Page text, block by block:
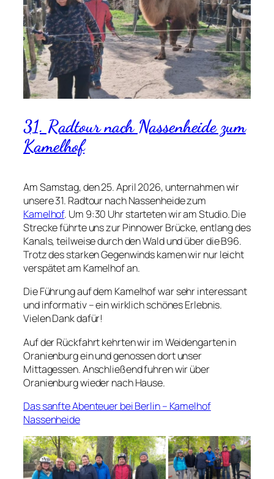
31. Radtour nach Nassenheide zum
Kamelhof
Am Samstag, den 25. April 2026, unternahmen wir
unsere 31. Radtour nach Nassenheide zum
Kamelhof. Um 9:30 Uhr starteten wir am Studio. Die
Strecke führte uns zur Pinnower Brücke, entlang des
Kanals, teilweise durch den Wald und über die B96.
Trotz des starken Gegenwinds kamen wir nur leicht
verspätet am Kamelhof an.
Die Führung auf dem Kamelhof war sehr interessant
und informativ – ein wirklich schönes Erlebnis.
Vielen Dank dafür!
Auf der Rückfahrt kehrten wir im Weidengarten in
Oranienburg ein und genossen dort unser
Mittagessen. Anschließend fuhren wir über
Oranienburg wieder nach Hause.
Das sanfte Abenteuer bei Berlin – Kamelhof
Nassenheide